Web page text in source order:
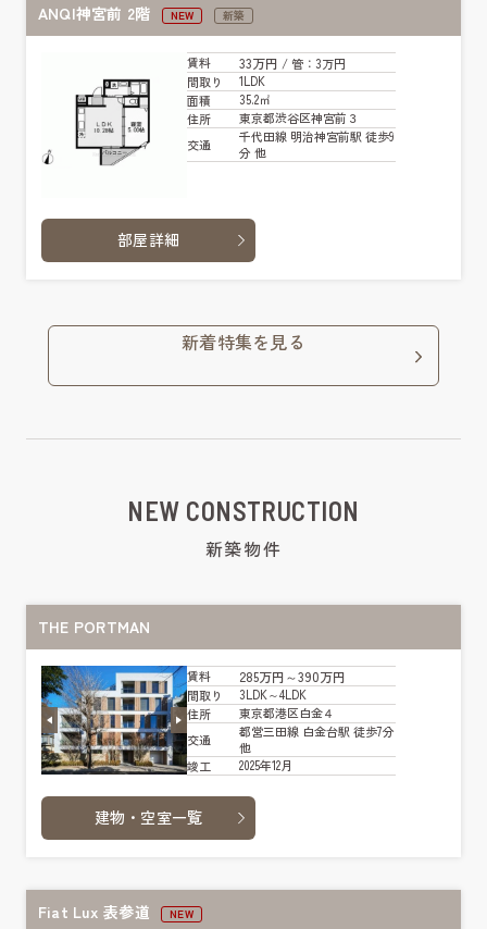
ANQI神宮前 2階 NEW 新築
賃料 33万円 / 管：3万円
間取り
1LDK
面積
35.2㎡
住所
東京都渋谷区神宮前３
交通
千代田線 明治神宮前駅 徒歩9
分 他
部屋詳細
新着特集を見る
NEW CONSTRUCTION
新築物件
THE PORTMAN
賃料 285万円～390万円
間取り
3LDK～4LDK
住所
東京都港区白金４
交通
都営三田線 白金台駅 徒歩7分
他
竣工
2025年12月
建物・空室一覧
Fiat Lux 表参道 NEW